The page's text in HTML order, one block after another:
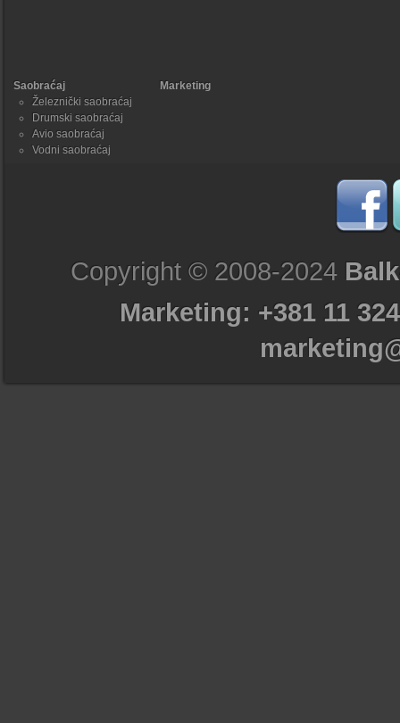
Saobraćaj
Železnički saobraćaj
Drumski saobraćaj
Avio saobraćaj
Vodni saobraćaj
Marketing
Copyright © 2008-2024
Marketing: +381 11